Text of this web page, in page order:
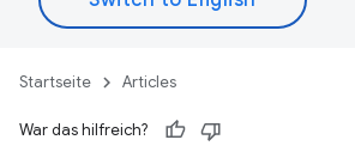
Startseite Articles
War das hilfreich?